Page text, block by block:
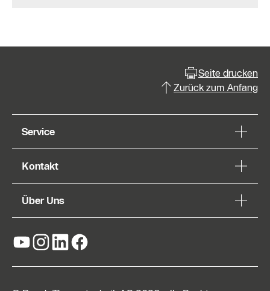
Seite drucken
Zurück zum Anfang
Service
Kontakt
Über Uns